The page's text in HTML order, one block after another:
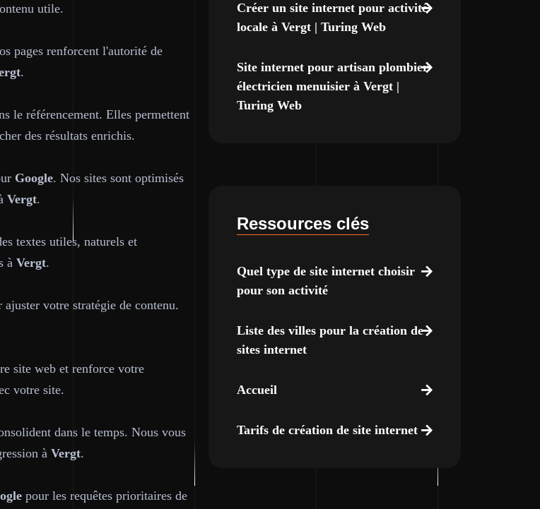
utile.
pages renforcent l'autorité de
.
le référencement. Elles permettent
des résultats enrichis.
Google. Nos sites sont optimisés
Vergt.
textes utiles, naturels et
à Vergt.
ajuster votre stratégie de contenu.
site web et renforce votre
votre site.
dans le temps. Nous vous
à Vergt.
pour les requêtes prioritaires de
Créer un site internet pour activité
locale à Vergt | Turing Web
Site internet pour artisan plombier
électricien menuisier à Vergt |
Turing Web
Ressources clés
Quel type de site internet choisir
pour son activité
Liste des villes pour la création de
sites internet
Accueil
Tarifs de création de site internet